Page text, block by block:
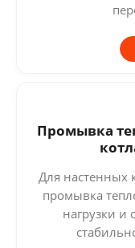
Промывка
Для
промывка
нагрузки и